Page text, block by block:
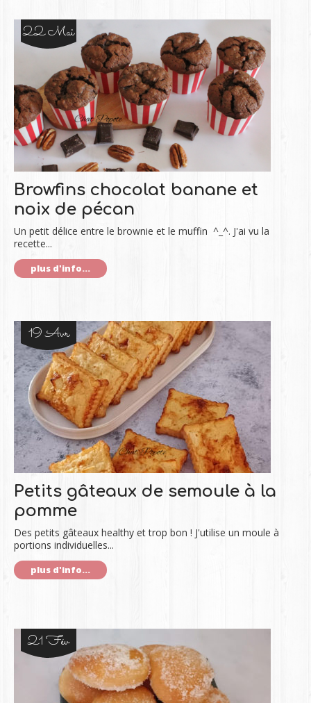
22 Mai
Browfins chocolat banane et
noix de pécan
Un petit délice entre le brownie et le muffin ^_^. J'ai vu la
recette...
plus d'info...
19 Avr
Petits gâteaux de semoule à la
pomme
Des petits gâteaux healthy et trop bon ! J'utilise un moule à
portions individuelles...
plus d'info...
21 Fév